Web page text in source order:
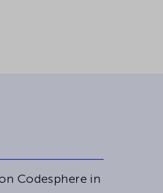
Codesphere in